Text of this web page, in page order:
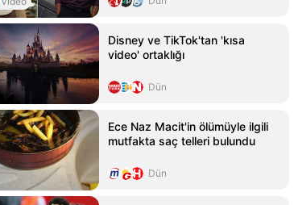
Disney ve TikTok'tan 'kısa
video' ortaklığı
Dün
Ece Naz Macit'in ölümüyle ilgili
mutfakta saç telleri bulundu
Dün